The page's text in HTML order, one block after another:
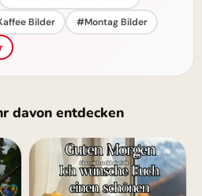
Bilder
#Montag Bilder
davon entdecken